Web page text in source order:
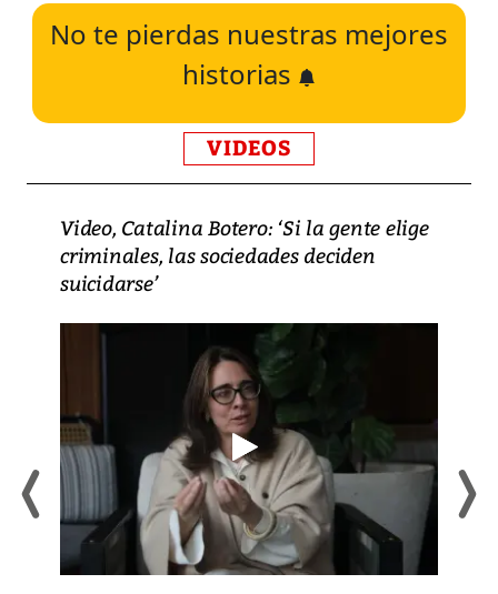
No te pierdas nuestras mejores
historias
VIDEOS
Video, Catalina Botero: ‘Si la gente elige
criminales, las sociedades deciden
suicidarse’